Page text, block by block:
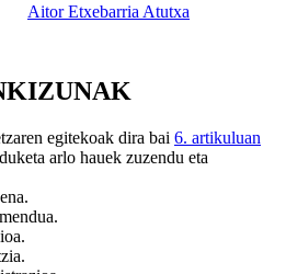
Aitor Etxebarria Atutxa
egitekoak dira bai 6. artikuluan
arlo hauek zuzendu eta